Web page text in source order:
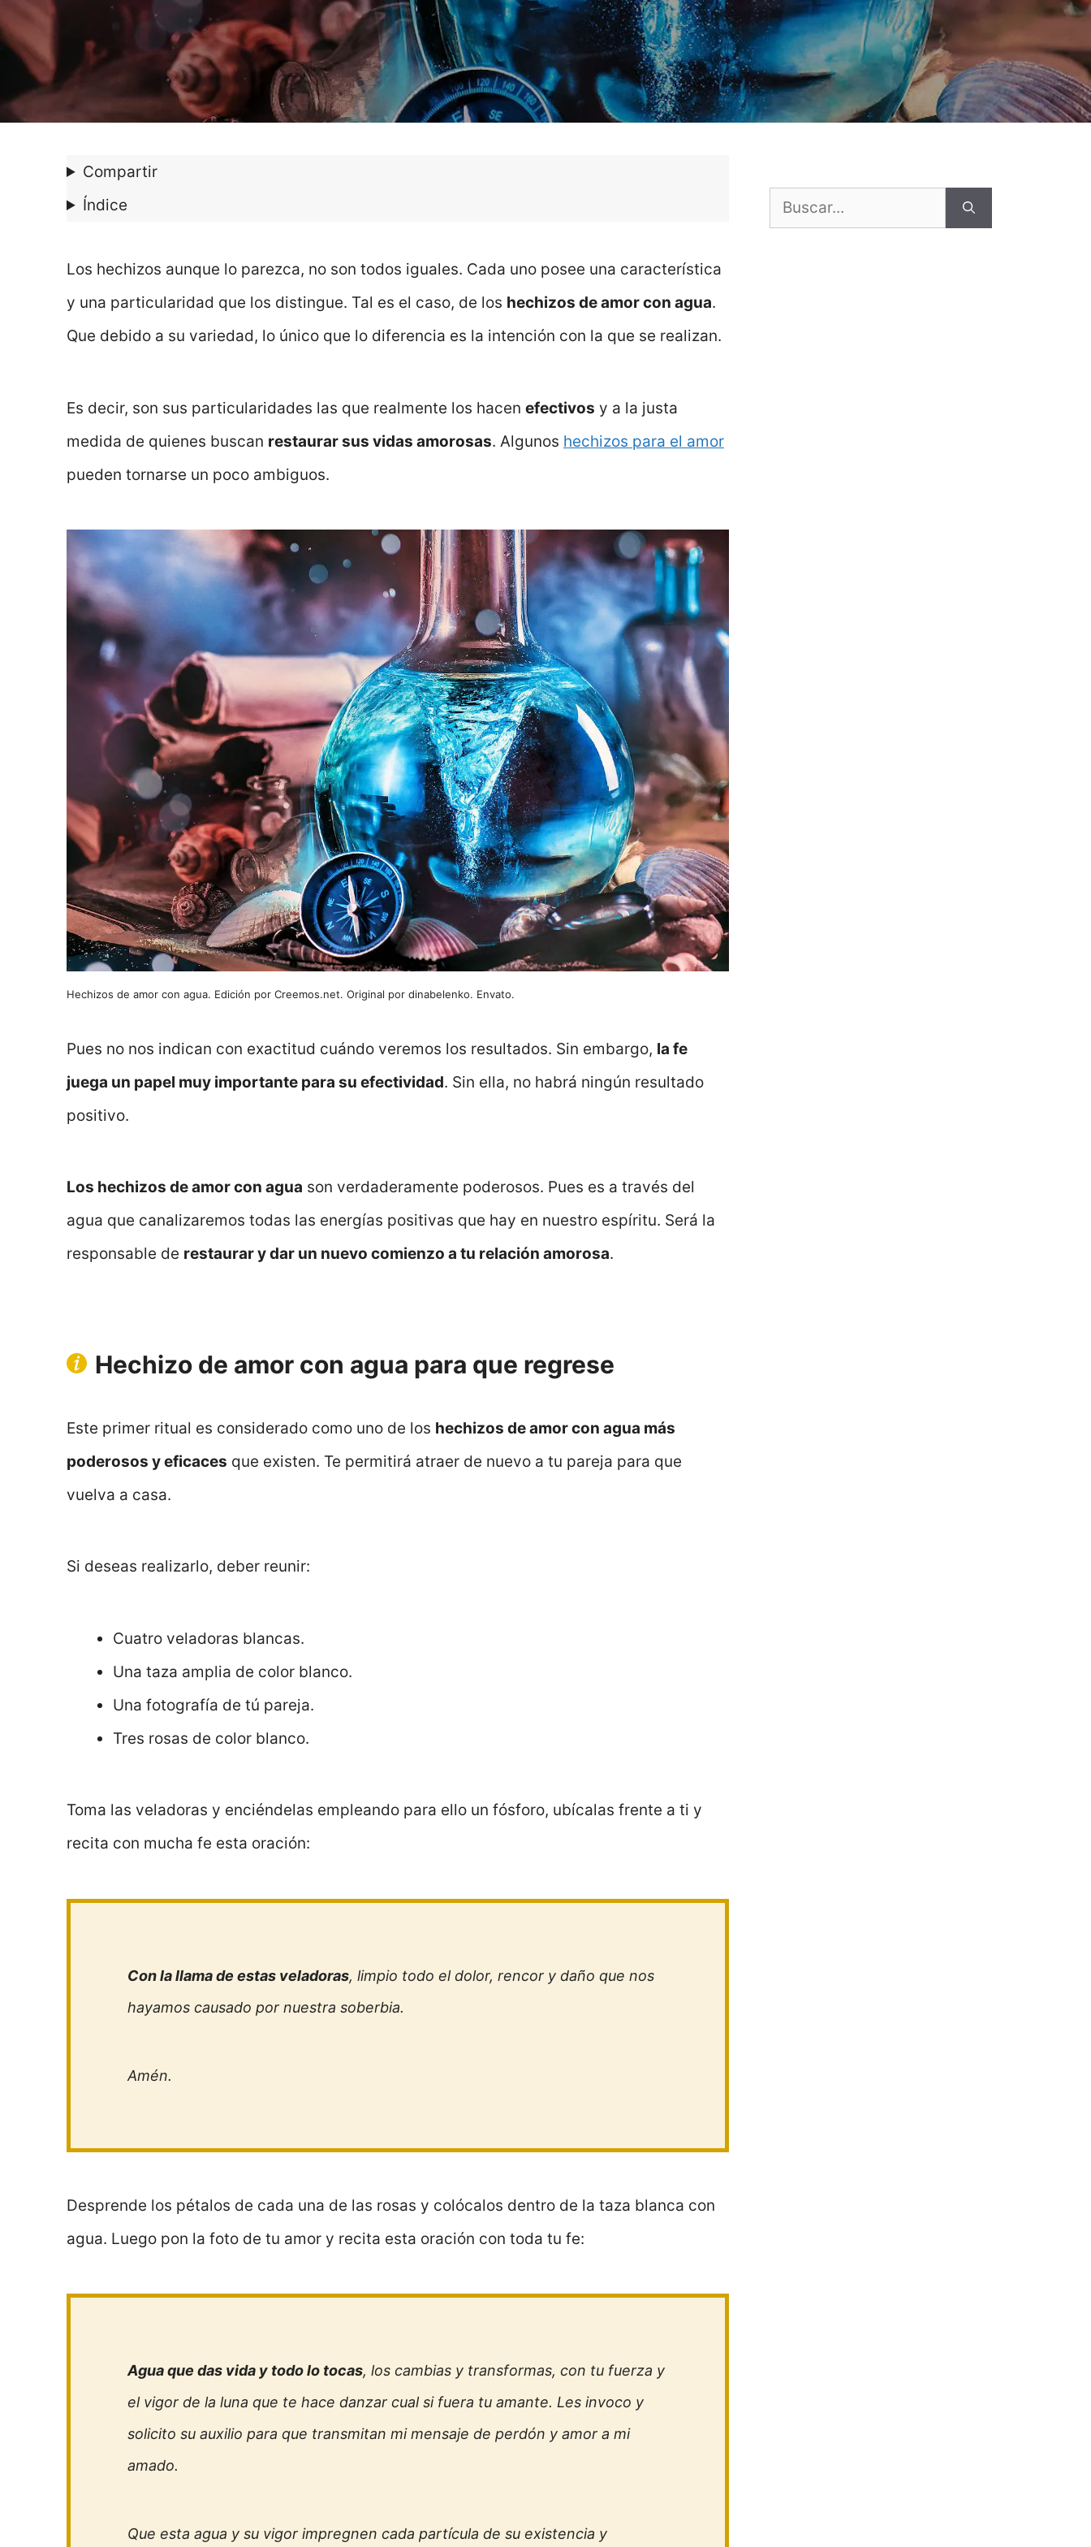
Compartir
Índice
Los hechizos aunque lo parezca, no son todos iguales. Cada uno posee una característica
y una particularidad que los distingue. Tal es el caso, de los hechizos de amor con agua.
Que debido a su variedad, lo único que lo diferencia es la intención con la que se realizan.
Es decir, son sus particularidades las que realmente los hacen efectivos y a la justa
medida de quienes buscan restaurar sus vidas amorosas. Algunos hechizos para el amor
pueden tornarse un poco ambiguos.
Hechizos de amor con agua. Edición por Creemos.net. Original por dinabelenko. Envato.
Pues no nos indican con exactitud cuándo veremos los resultados. Sin embargo, la fe
juega un papel muy importante para su efectividad. Sin ella, no habrá ningún resultado
positivo.
Los hechizos de amor con agua son verdaderamente poderosos. Pues es a través del
agua que canalizaremos todas las energías positivas que hay en nuestro espíritu. Será la
responsable de restaurar y dar un nuevo comienzo a tu relación amorosa.
Hechizo de amor con agua para que regrese
Este primer ritual es considerado como uno de los hechizos de amor con agua más
poderosos y eficaces que existen. Te permitirá atraer de nuevo a tu pareja para que
vuelva a casa.
Si deseas realizarlo, deber reunir:
Cuatro veladoras blancas.
Una taza amplia de color blanco.
Una fotografía de tú pareja.
Tres rosas de color blanco.
Toma las veladoras y enciéndelas empleando para ello un fósforo, ubícalas frente a ti y
recita con mucha fe esta oración:
Con la llama de estas veladoras, limpio todo el dolor, rencor y daño que nos
hayamos causado por nuestra soberbia.
Amén.
Desprende los pétalos de cada una de las rosas y colócalos dentro de la taza blanca con
agua. Luego pon la foto de tu amor y recita esta oración con toda tu fe:
Agua que das vida y todo lo tocas, los cambias y transformas, con tu fuerza y
el vigor de la luna que te hace danzar cual si fuera tu amante. Les invoco y
solicito su auxilio para que transmitan mi mensaje de perdón y amor a mi
amado.
Que esta agua y su vigor impregnen cada partícula de su existencia y
Buscar: